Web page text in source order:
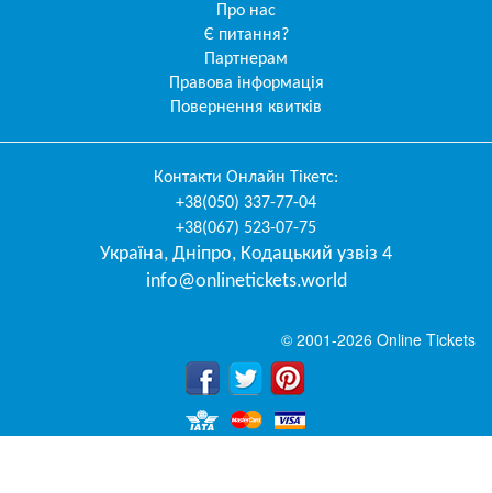
Про нас
Є питання?
Партнерам
Правова інформація
Повернення квитків
Контакти Онлайн Тікетс:
+38(050) 337-77-04
+38(067) 523-07-75
Україна, Дніпро, Кодацький узвіз 4
info@onlinetickets.world
© 2001-2026 Online Tickets